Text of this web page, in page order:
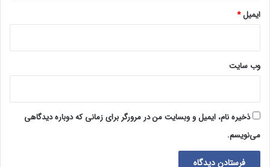
ایمیل*
وب‌ سایت
ذخیره نام، ایمیل و وبسایت من در مرورگر برای زمانی که دوباره دیدگاهی
می‌نویسم.